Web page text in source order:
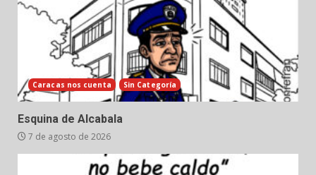
Caracas nos cuenta Sin Categoría
Esquina de Alcabala
7 de agosto de 2026